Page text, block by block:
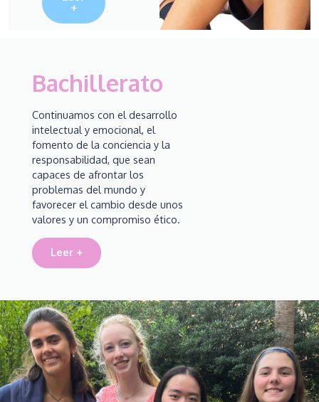
+
Bachillerato
Continuamos con el desarrollo
intelectual y emocional, el
fomento de la conciencia y la
responsabilidad, que sean
capaces de afrontar los
problemas del mundo y
favorecer el cambio desde unos
valores y un compromiso ético.
Leer +